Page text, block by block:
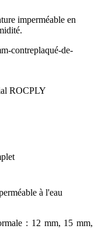
imperméable en
ROCPLY
à l'eau
: 12 mm, 15 mm,